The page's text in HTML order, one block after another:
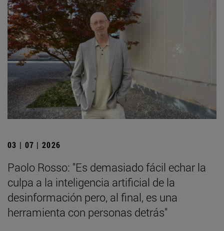
03 | 07 | 2026
Paolo Rosso: "Es demasiado fácil echar la
culpa a la inteligencia artificial de la
desinformación pero, al final, es una
herramienta con personas detrás"